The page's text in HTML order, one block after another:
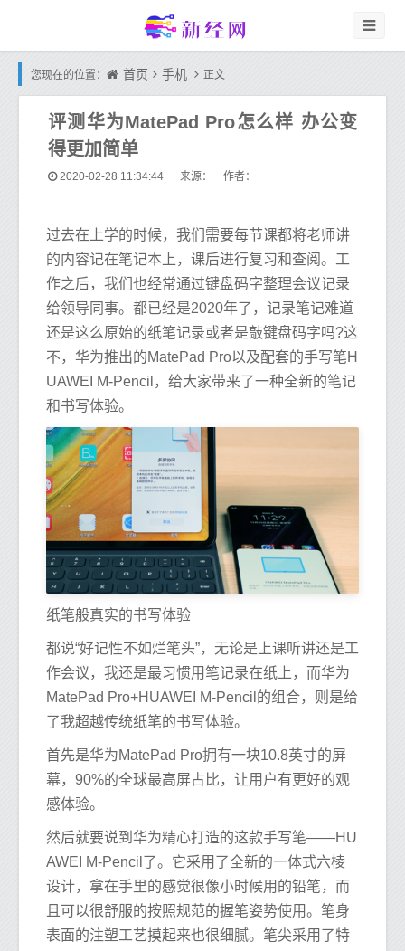
您现在的位置： 首页 手机 正文
评测华为MatePad Pro怎么样 办公变
得更加简单
2020-02-28 11:34:44 来源： 作者：
过去在上学的时候，我们需要每节课都将老师讲
的内容记在笔记本上，课后进行复习和查阅。工
作之后，我们也经常通过键盘码字整理会议记录
给领导同事。都已经是2020年了，记录笔记难道
还是这么原始的纸笔记录或者是敲键盘码字吗?这
不，华为推出的MatePad Pro以及配套的手写笔H
UAWEI M-Pencil，给大家带来了一种全新的笔记
和书写体验。
纸笔般真实的书写体验
都说“好记性不如烂笔头”，无论是上课听讲还是工
作会议，我还是最习惯用笔记录在纸上，而华为
MatePad Pro+HUAWEI M-Pencil的组合，则是给
了我超越传统纸笔的书写体验。
首先是华为MatePad Pro拥有一块10.8英寸的屏
幕，90%的全球最高屏占比，让用户有更好的观
感体验。
然后就要说到华为精心打造的这款手写笔——HU
AWEI M-Pencil了。它采用了全新的一体式六棱
设计，拿在手里的感觉很像小时候用的铅笔，而
且可以很舒服的按照规范的握笔姿势使用。笔身
表面的注塑工艺摸起来也很细腻。笔尖采用了特